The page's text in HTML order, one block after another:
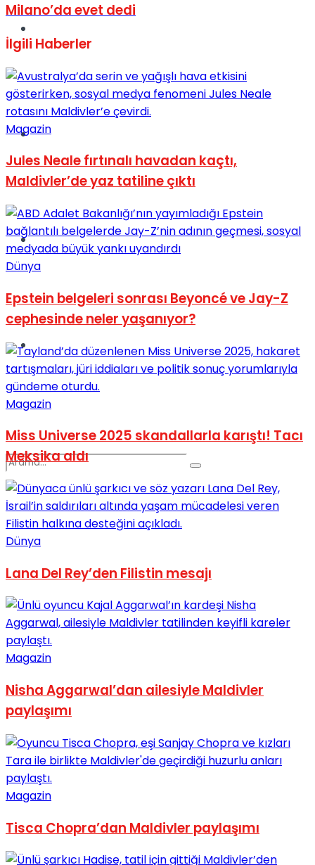
Tatil
Spor
Podcast
No Result
Milano’da evet dedi
İlgili Haberler
Magazin
Jules Neale fırtınalı havadan kaçtı,
Maldivler’de yaz tatiline çıktı
Dünya
Epstein belgeleri sonrası Beyoncé ve Jay-Z
cephesinde neler yaşanıyor?
Magazin
Miss Universe 2025 skandallarla karıştı! Tacı
Meksika aldı
Dünya
Lana Del Rey’den Filistin mesajı
Magazin
Nisha Aggarwal’dan ailesiyle Maldivler
paylaşımı
Magazin
Tisca Chopra’dan Maldivler paylaşımı